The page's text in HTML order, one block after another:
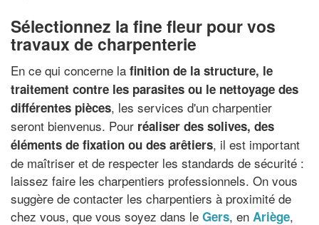
Sélectionnez la fine fleur pour vos
travaux de charpenterie
En ce qui concerne la finition de la structure, le
traitement contre les parasites ou le nettoyage des
différentes pièces, les services d'un charpentier
seront bienvenus. Pour réaliser des solives, des
éléments de fixation ou des arêtiers, il est important
de maîtriser et de respecter les standards de sécurité :
laissez faire les charpentiers professionnels. On vous
suggère de contacter les charpentiers à proximité de
chez vous, que vous soyez dans le Gers, en Ariège,